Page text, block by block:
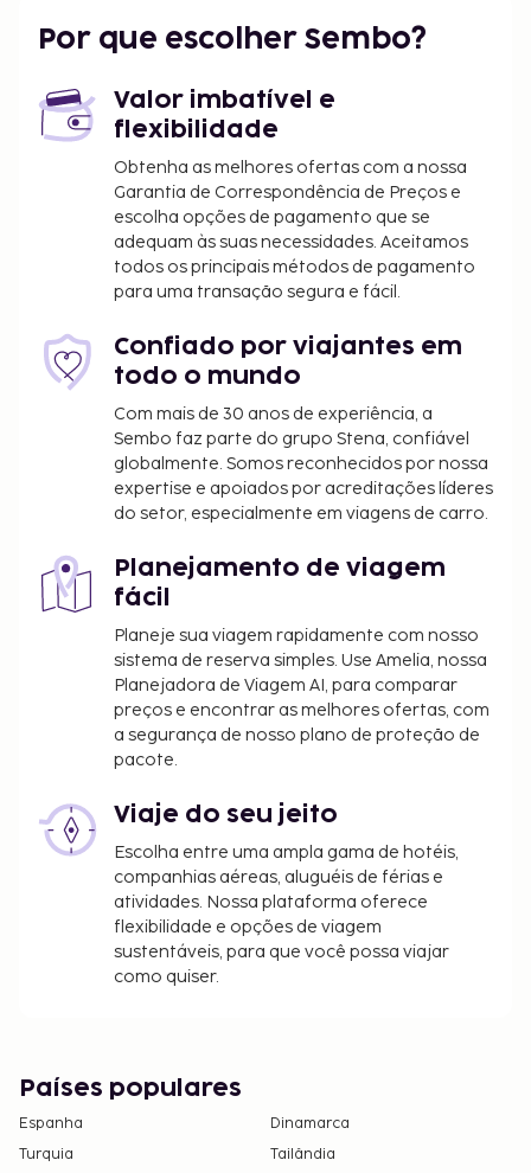
O alojamento irá solicitar-lhe o pagamento dos
aplicáveis:
Depósito: 300 EUR por alojamento e por
estadia
Imposto municipal: 15.93 EUR por pessoa, por
noite. Este imposto não é aplicado a crianças
com menos de 18 anos.
Incluímos todas as taxas que o alojamento nos
Devido às regulamentações nacionais, as
transações em numerário neste alojamento
não poderão exceder 1000 EUR. Para mais
informações, contacte o alojamento através
dos dados que constam na confirmação de
reserva.
Por que escolher Sembo?
Valor imbatível e
flexibilidade
Obtenha as melhores ofertas com a nossa
Garantia de Correspondência de Preços e
escolha opções de pagamento que se
adequam às suas necessidades. Aceitamos
todos os principais métodos de pagamento
para uma transação segura e fácil.
Confiado por viajantes em
todo o mundo
Com mais de 30 anos de experiência, a
Sembo faz parte do grupo Stena, confiável
globalmente. Somos reconhecidos por nossa
expertise e apoiados por acreditações líderes
do setor, especialmente em viagens de carro.
Planejamento de viagem
fácil
Planeje sua viagem rapidamente com nosso
sistema de reserva simples. Use Amelia, nossa
Planejadora de Viagem AI, para comparar
preços e encontrar as melhores ofertas, com
a segurança de nosso plano de proteção de
pacote.
Viaje do seu jeito
Escolha entre uma ampla gama de hotéis,
companhias aéreas, aluguéis de férias e
atividades. Nossa plataforma oferece
flexibilidade e opções de viagem
sustentáveis, para que você possa viajar
como quiser.
Países populares
Espanha
Dinamarca
Turquia
Tailândia